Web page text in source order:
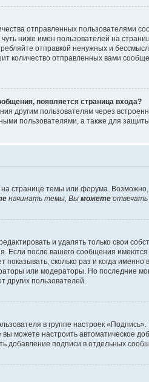
отправленных пользователями
ниже имен пользователей на
отправкой ненужных и
количество отправленных вами
появляется страница входа?
другим пользователям через
пользователями, а также для
странице темы или форума.
начинать темы, Вы можете отвечать
и удалять только свои
Если после вашего сообщения
сколько раз и когда
или модераторы. Но последние
других пользователей.
в группе настроек
можете настроить автоматическое
подписи в отдельных